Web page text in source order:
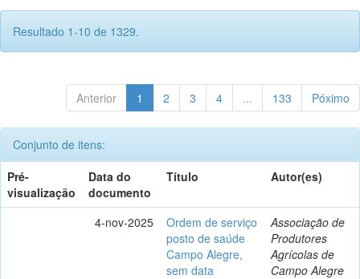
Resultado 1-10 de 1329.
Anterior 1 2 3 4 ... 133 Póximo
Conjunto de itens:
Pré-
visualização
Data do
documento
Título Autor(es)
4-nov-2025
Ordem de serviço
posto de saúde
Campo Alegre,
sem data
Associação de
Produtores
Agrícolas de
Campo Alegre